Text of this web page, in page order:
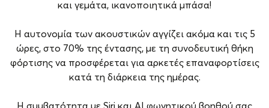
και γεμάτα, ικανοποιητικά μπάσα!
Η αυτονομία των ακουστικών αγγίζει ακόμα και τις 5
ώρες, στο 70% της έντασης, με τη συνοδευτική θήκη
φόρτισης να προσφέρεται για αρκετές επαναφορτίσεις
κατά τη διάρκεια της ημέρας.